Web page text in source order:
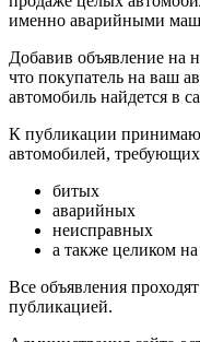
именно аварийными
Добавив объявление на
что покупатель на ваш
автомобиль найдется в
К публикации
автомобилей,
битых
аварийных
неисправных
а также целиком на
Все объявления
публикацией.